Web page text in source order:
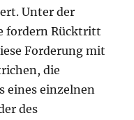
Unter der
fordern Rücktritt
Forderung mit
die
eines einzelnen
des